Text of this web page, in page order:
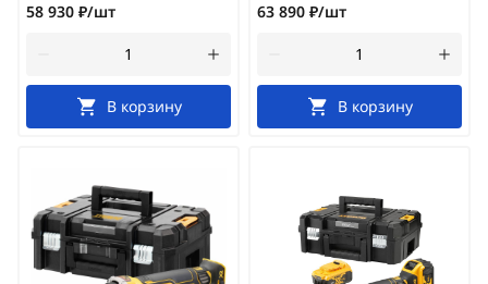
58 930 ₽/шт
В корзину
63 890 ₽/шт
В корзину